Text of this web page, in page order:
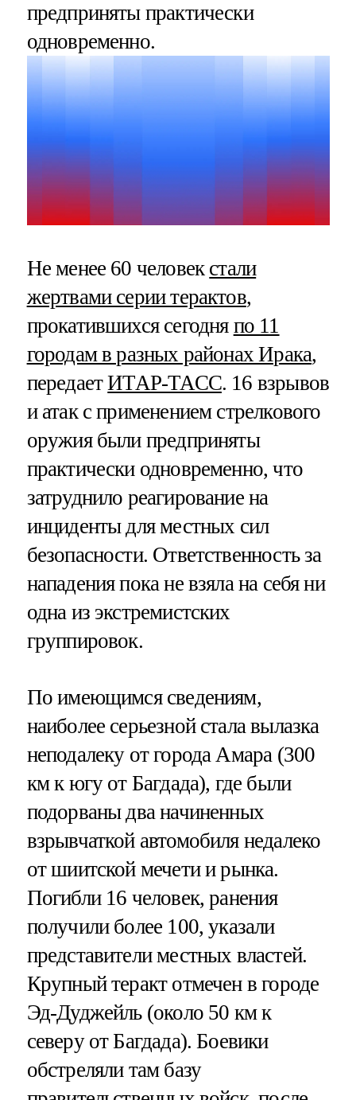
предприняты практически
одновременно.
Не менее 60 человек стали
жертвами серии терактов,
прокатившихся сегодня по 11
городам в разных районах Ирака,
передаетИТАР-ТАСС. 16 взрывов
и атак с применением стрелкового
оружия были предприняты
практически одновременно, что
затруднило реагирование на
инциденты для местных сил
безопасности. Ответственность за
нападения пока не взяла на себя ни
одна из экстремистских
группировок.
По имеющимся сведениям,
наиболее серьезной стала вылазка
неподалеку от города Амара (300
км к югу от Багдада), где были
подорваны два начиненных
взрывчаткой автомобиля недалеко
от шиитской мечети и рынка.
Погибли 16 человек, ранения
получили более 100, указали
представители местных властей.
Крупный теракт отмечен в городе
Эд-Дуджейль (около 50 км к
северу от Багдада). Боевики
обстреляли там базу